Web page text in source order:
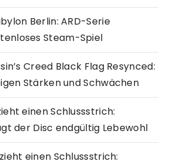
Berlin: ARD-Serie
Steam-Spiel
Creed Black Flag Resynced:
Stärken und Schwächen
einen Schlussstrich:
der Disc endgültig Lebewohl
einen Schlussstrich: